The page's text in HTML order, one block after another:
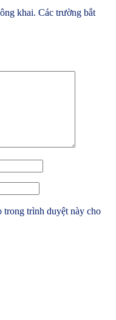
khai. Các trường bắt
trong trình duyệt này cho